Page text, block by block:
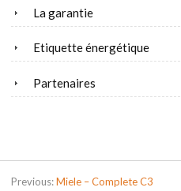
La garantie
Etiquette énergétique
Partenaires
Previous:Miele – Complete C3